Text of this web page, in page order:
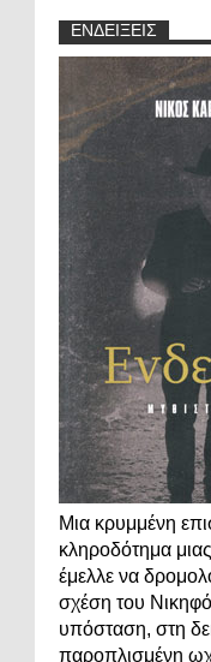
ΕΝΔΕΙΞΕΙΣ
Μια κρυμμένη
κληροδότημα
έμελλε να
σχέση του
υπόσταση, στη
παροπλισμένη